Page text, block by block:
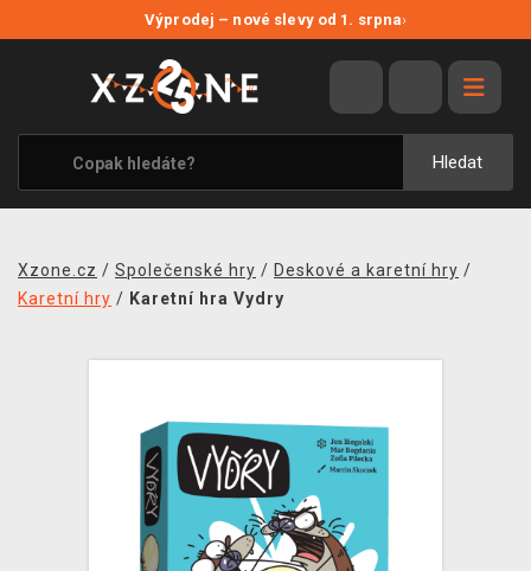
Výprodej – nové slevy od 1. srpna›
Hledat
VÝPRODEJ
VIDEOHRY
XZONE ORIGINALS
TÉMATIKY
MERCHANDISE
Xzone.cz / Společenské hry / Deskové a karetní hry /
Karetní hry / Karetní hra Vydry